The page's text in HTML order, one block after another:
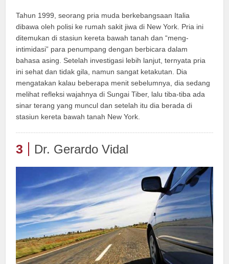
Tahun 1999, seorang pria muda berkebangsaan Italia
dibawa oleh polisi ke rumah sakit jiwa di New York. Pria ini
ditemukan di stasiun kereta bawah tanah dan “meng-
intimidasi” para penumpang dengan berbicara dalam
bahasa asing. Setelah investigasi lebih lanjut, ternyata pria
ini sehat dan tidak gila, namun sangat ketakutan. Dia
mengatakan kalau beberapa menit sebelumnya, dia sedang
melihat refleksi wajahnya di Sungai Tiber, lalu tiba-tiba ada
sinar terang yang muncul dan setelah itu dia berada di
stasiun kereta bawah tanah New York.
3 Dr. Gerardo Vidal